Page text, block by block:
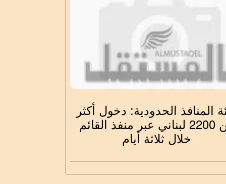
المنافذ الحدودية: دخول أكثر
من 2200 لبناني عبر منفذ القائم
خلال ثلاثة أيام